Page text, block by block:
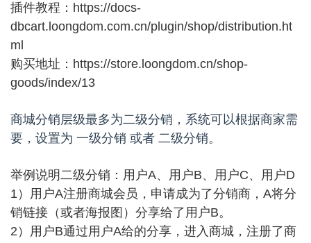
插件教程： https://docs-
dbcart.loongdom.com.cn/plugin/shop/distribution.ht
ml
购买地址： https://store.loongdom.cn/shop-
goods/index/13
商城分销层级最多为二级分销，系统可以根据商家需
要，设置为 一级分销 或者 二级分销。
举例说明二级分销：用户A、用户B、用户C、用户D
1）用户A注册商城会员，申请成为了分销商，A将分
销链接（或者海报图）分享给了用户B。
2）用户B通过用户A给的分享，进入商城，注册了商